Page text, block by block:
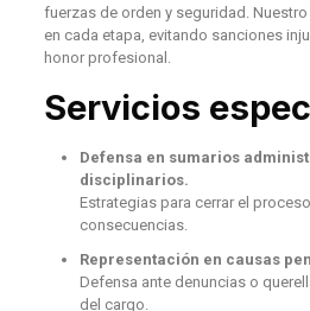
fuerzas de orden y seguridad.
en cada etapa, evitando sanciones
honor profesional.
Servicios
Defensa en sumarios
disciplinarios.
Estrategias para cerrar el
consecuencias.
Representación en causas
Defensa ante denuncias o
del cargo.